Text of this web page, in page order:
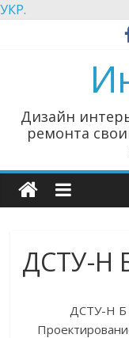
УКР.
Дизайн
ремонта
ДСТУ-Н
ДСТУ-Н Б